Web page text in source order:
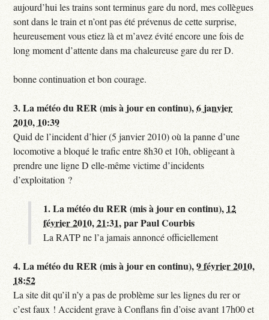
aujourd’hui les trains sont terminus gare du nord, mes collègues
sont dans le train et n’ont pas été prévenus de cette surprise,
heureusement vous etiez là et m’avez évité encore une fois de
long moment d’attente dans ma chaleureuse gare du rer D.
bonne continuation et bon courage.
3.La météo du RER (mis à jour en continu),6 janvier
2010, 10:39
Quid de l’incident d’hier (5 janvier 2010) où la panne d’une
locomotive a bloqué le trafic entre 8h30 et 10h, obligeant à
prendre une ligne D elle-même victime d’incidents
d’exploitation ?
1.La météo du RER (mis à jour en continu), 12
février 2010, 21:31,parPaul Courbis
La RATP ne l’a jamais annoncé officiellement
4.La météo du RER (mis à jour en continu),9 février 2010,
18:52
La site dit qu’il n’y a pas de problème sur les lignes du rer or
c’est faux ! Accident grave à Conflans fin d’oise avant 17h00 et